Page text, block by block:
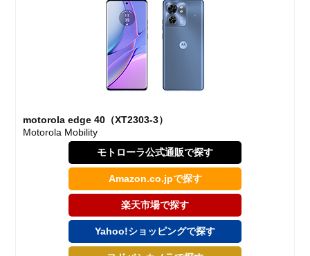
motorola edge 40（XT2303-3）
Motorola Mobility
モトローラ公式通販で探す
Amazon.co.jpで探す
楽天市場で探す
Yahoo!ショッピングで探す